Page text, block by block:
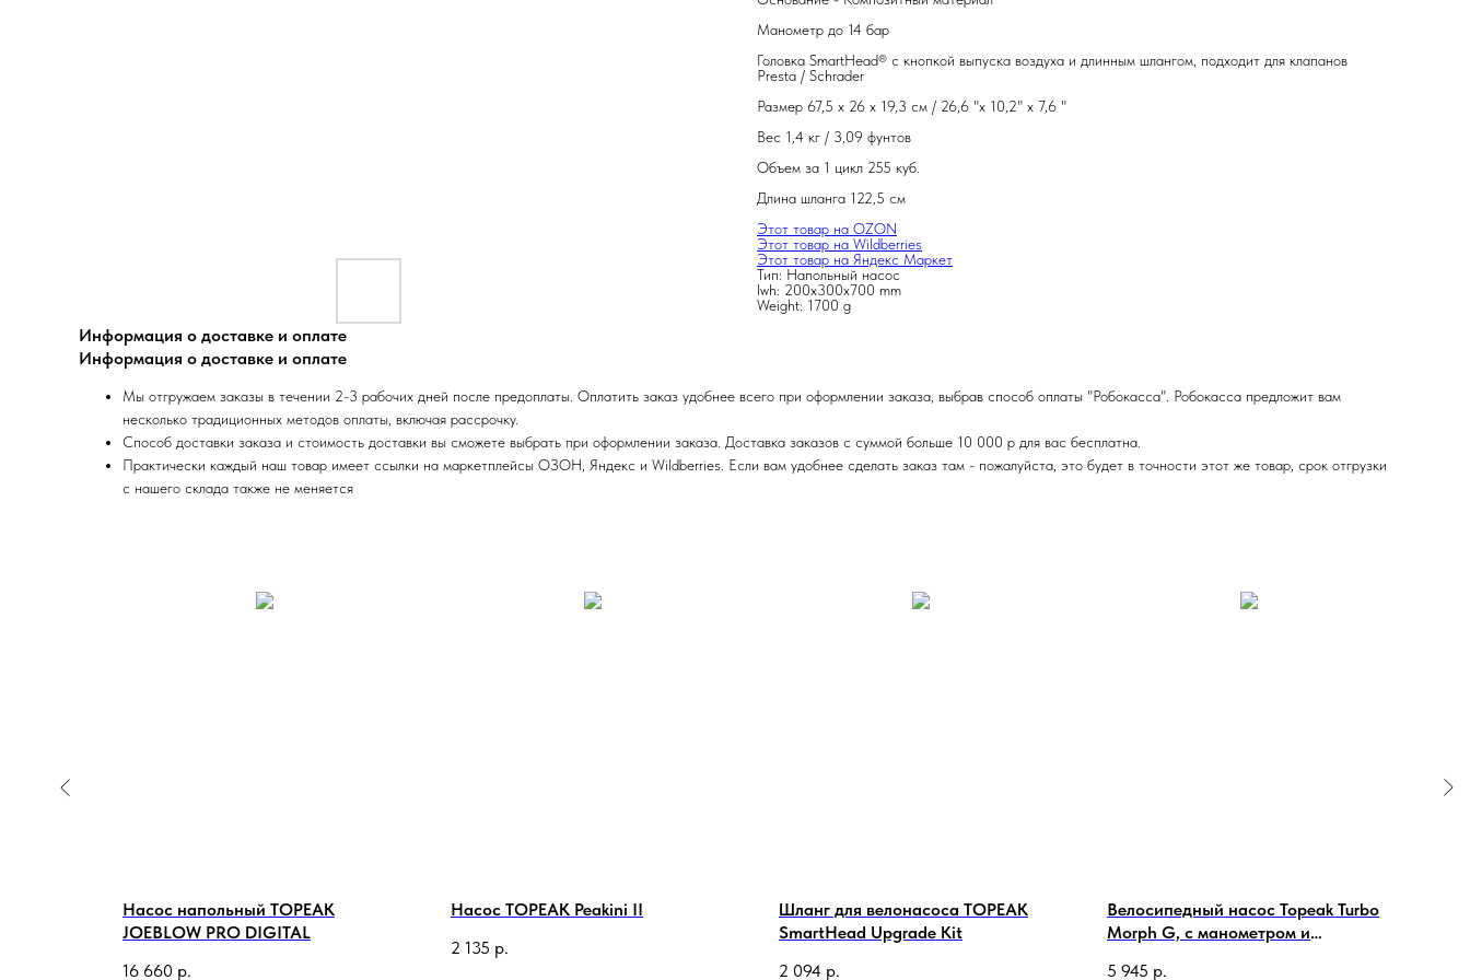
Манометр до 14 бар
Головка SmartHead® с кнопкой выпуска воздуха и длинным шлангом, подходит для клапанов
Presta / Schrader
Размер 67,5 x 26 x 19,3 см / 26,6 "x 10,2" x 7,6 "
Вес 1,4 кг / 3,09 фунтов
Объем за 1 цикл 255 куб.
Длина шланга 122,5 см
Этот товар на OZON
Этот товар на Wildberries
Этот товар на Яндекс Маркет
Тип: Напольный насос
lwh: 200x300x700 mm
Weight: 1700 g
Информация о доставке и оплате
Информация о доставке и оплате
Мы отгружаем заказы в течении 2-3 рабочих дней после предоплаты. Оплатить заказ удобнее всего при оформлении заказа, выбрав способ оплаты "Робокасса". Робокасса предложит вам
несколько традиционных методов оплаты, включая рассрочку.
Способ доставки заказа и стоимость доставки вы сможете выбрать при оформлении заказа. Доставка заказов с суммой больше 10 000 р для вас бесплатна.
Практически каждый наш товар имеет ссылки на маркетплейсы ОЗОН, Яндекс и Wildberries. Если вам удобнее сделать заказ там - пожалуйста, это будет в точности этот же товар, срок отгрузки
с нашего склада также не меняется
Насос напольный TOPEAK
JOEBLOW PRO DIGITAL
16 660 р.
Насос TOPEAK Peakini II
2 135 р.
Шланг для велонасоса TOPEAK
SmartHead Upgrade Kit
2 094 р.
Велосипедный насос Topeak Turbo
Morph G, с манометром и
5 945 р.